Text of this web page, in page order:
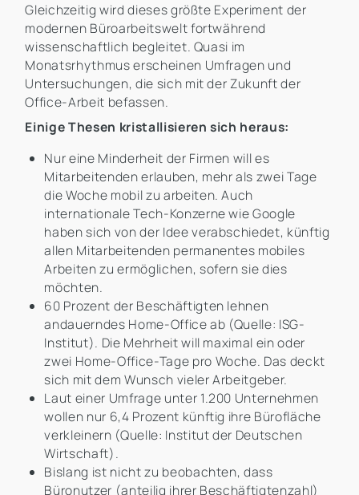
Gleichzeitig wird dieses größte Experiment der
modernen Büroarbeitswelt fortwährend
wissenschaftlich begleitet. Quasi im
Monatsrhythmus erscheinen Umfragen und
Untersuchungen, die sich mit der Zukunft der
Office-Arbeit befassen.
Einige Thesen kristallisieren sich heraus:
Nur eine Minderheit der Firmen will es
Mitarbeitenden erlauben, mehr als zwei Tage
die Woche mobil zu arbeiten. Auch
internationale Tech-Konzerne wie Google
haben sich von der Idee verabschiedet, künftig
allen Mitarbeitenden permanentes mobiles
Arbeiten zu ermöglichen, sofern sie dies
möchten.
60 Prozent der Beschäftigten lehnen
andauerndes Home-Office ab (Quelle: ISG-
Institut). Die Mehrheit will maximal ein oder
zwei Home-Office-Tage pro Woche. Das deckt
sich mit dem Wunsch vieler Arbeitgeber.
Laut einer Umfrage unter 1.200 Unternehmen
wollen nur 6,4 Prozent künftig ihre Bürofläche
verkleinern (Quelle: Institut der Deutschen
Wirtschaft).
Bislang ist nicht zu beobachten, dass
Büronutzer (anteilig ihrer Beschäftigtenzahl)